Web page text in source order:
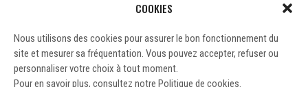
COOKIES
Nous utilisons des cookies pour assurer le bon fonctionnement du
site et mesurer sa fréquentation. Vous pouvez accepter, refuser ou
personnaliser votre choix à tout moment.
Pour en savoir plus, consultez notre Politique de cookies.